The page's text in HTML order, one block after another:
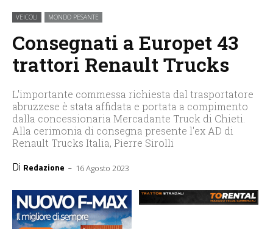
VEICOLI MONDO PESANTE
Consegnati a Europet 43
trattori Renault Trucks
L'importante commessa richiesta dal trasportatore
abruzzese è stata affidata e portata a compimento
dalla concessionaria Mercadante Truck di Chieti.
Alla cerimonia di consegna presente l'ex AD di
Renault Trucks Italia, Pierre Sirolli
Di Redazione - 16 Agosto 2023